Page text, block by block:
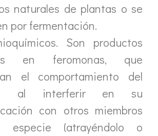
naturales de plantas o se
por fermentación.
Son productos
en feromonas, que
el comportamiento del
al interferir en su
con otros miembros
(atrayéndolo o